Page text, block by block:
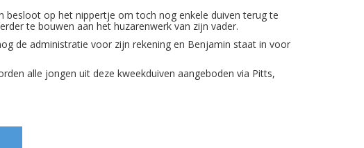
besloot op het nippertje om toch nog enkele duiven terug te
te bouwen aan het huzarenwerk van zijn vader.
de administratie voor zijn rekening en Benjamin staat in voor
alle jongen uit deze kweekduiven aangeboden via Pitts,